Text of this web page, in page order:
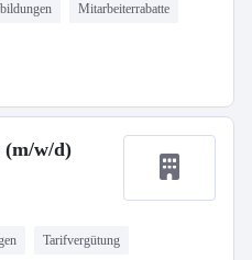
Mitarbeiterrabatte
(m/w/d)
Tarifvergütung